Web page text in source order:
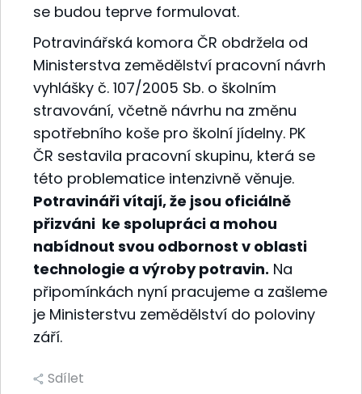
se budou teprve formulovat.
Potravinářská komora ČR obdržela od
Ministerstva zemědělství pracovní návrh
vyhlášky č. 107/2005 Sb. o školním
stravování, včetně návrhu na změnu
spotřebního koše pro školní jídelny. PK
ČR sestavila pracovní skupinu, která se
této problematice intenzivně věnuje.
Potravináři vítají, že jsou oficiálně
přizváni ke spolupráci a mohou
nabídnout svou odbornost v oblasti
technologie a výroby potravin. Na
připomínkách nyní pracujeme a zašleme
je Ministerstvu zemědělství do poloviny
září.
Sdílet